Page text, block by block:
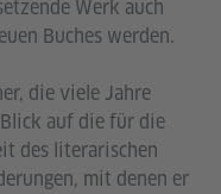
Werk auch
Buches werden.
die viele Jahre
auf die für die
des literarischen
mit denen er